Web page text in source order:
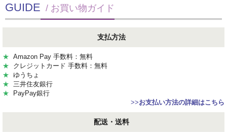
GUIDE / お買い物ガイド
支払方法
★ Amazon Pay 手数料：無料
★ クレジットカード 手数料：無料
★ ゆうちょ
★ 三井住友銀行
★ PayPay銀行
>>お支払い方法の詳細はこちら
配送・送料